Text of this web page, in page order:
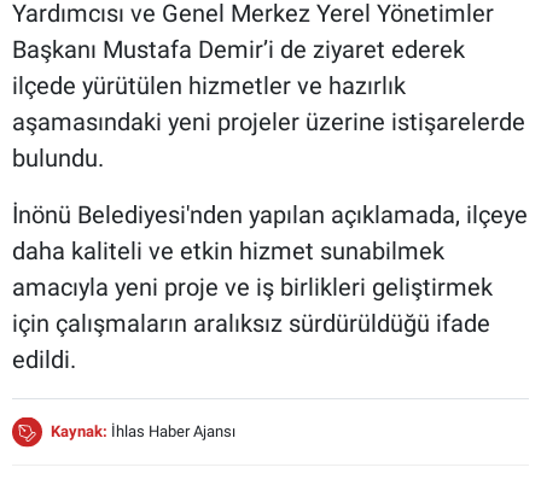
Yardımcısı ve Genel Merkez Yerel Yönetimler
Başkanı Mustafa Demir’i de ziyaret ederek
ilçede yürütülen hizmetler ve hazırlık
aşamasındaki yeni projeler üzerine istişarelerde
bulundu.
İnönü Belediyesi'nden yapılan açıklamada, ilçeye
daha kaliteli ve etkin hizmet sunabilmek
amacıyla yeni proje ve iş birlikleri geliştirmek
için çalışmaların aralıksız sürdürüldüğü ifade
edildi.
Kaynak: İhlas Haber Ajansı